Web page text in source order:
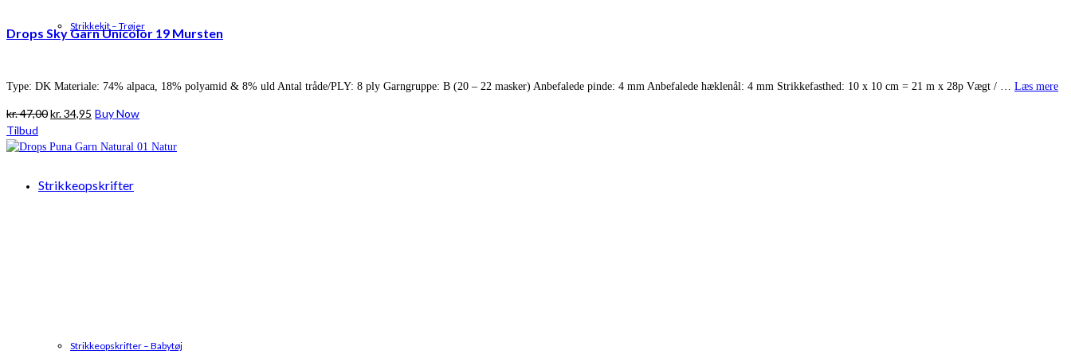
Strikkekit – Trøjer
Strikkeopskrifter
Strikkeopskrifter – Babytøj
Drops Sky Garn Unicolor 19 Mursten
Type: DK Materiale: 74% alpaca, 18% polyamid & 8% uld Antal tråde/PLY: 8 ply Garngruppe: B (20 – 22 masker) Anbefalede pinde: 4 mm Anbefalede hæklenål: 4 mm Strikkefasthed: 10 x 10 cm = 21 m x 28p Vægt / … Læs mere
kr.47,00Den
pris
kr.34,95 Den
pris
Buy Now
Tilbud